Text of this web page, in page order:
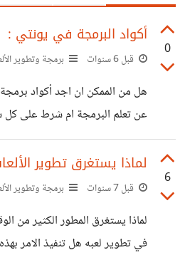
0
أكواد البرمجة في يونتي :
قبل 6 سنوات برمجة وتطوير
هل من الممكن ان اجد أكواد
عن تعلم البرمجة ام شرط على
بمفرده ان يتعلم البرمجه ؟
6
لماذا يستغرق تطوير
قبل 7 سنوات برمجة وتطوير
لماذا يستغرق المطور الكثير
في تطوير لعبه هل تنفيذ الامر